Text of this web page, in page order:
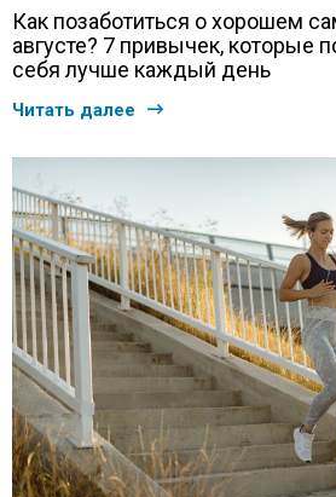
Как позаботиться о хорошем
августе? 7 привычек, которые
себя лучше каждый день
Читать далее